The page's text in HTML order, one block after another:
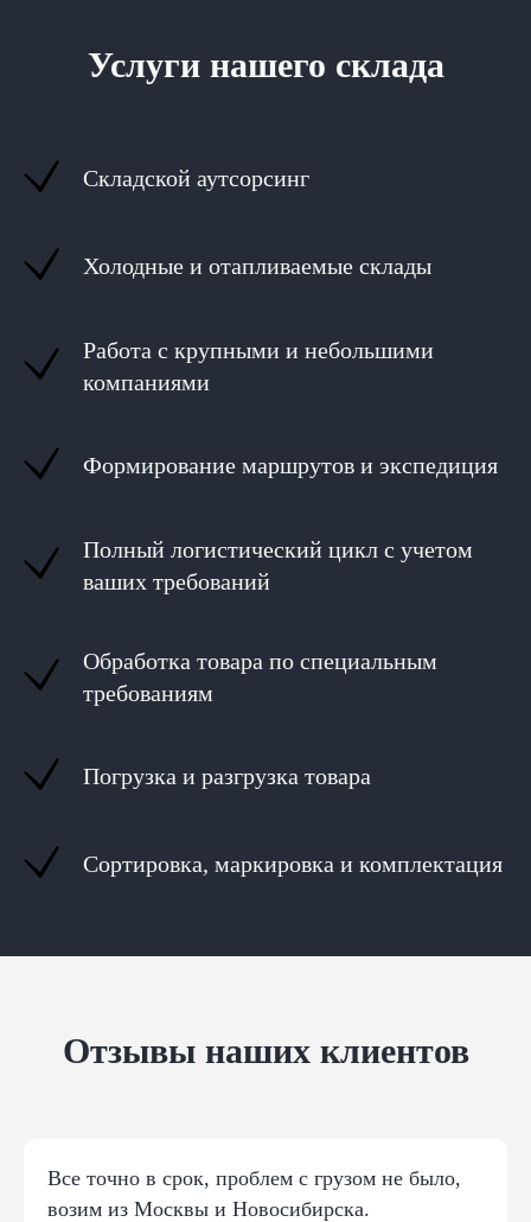
Услуги нашего склада
Складской аутсорсинг
Холодные и отапливаемые склады
Работа с крупными и небольшими
компаниями
Формирование маршрутов и экспедиция
Полный логистический цикл с учетом
ваших требований
Обработка товара по специальным
требованиям
Погрузка и разгрузка товара
Сортировка, маркировка и комплектация
Отзывы наших клиентов
Все точно в срок, проблем с грузом не было,
возим из Москвы и Новосибирска.